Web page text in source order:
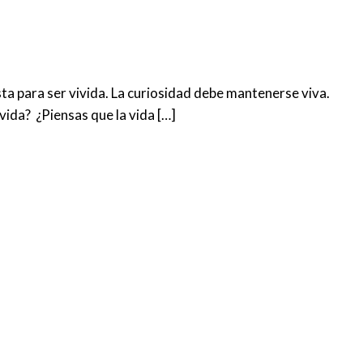
para ser vivida. La curiosidad debe mantenerse viva.
¿Piensas que la vida […]